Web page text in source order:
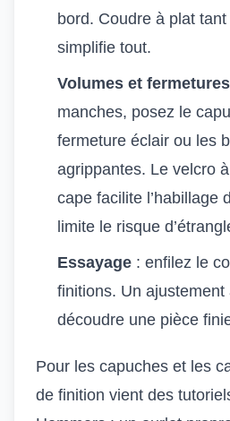
bord. Coudre à plat
simplifie tout.
Volumes et fermetures
manches, posez le
fermeture éclair ou les
agrippantes. Le velcro à
cape facilite l’habillage
limite le risque
Essayage : enfilez le
finitions. Un
découdre une pièce
Pour les capuches et les
de finition vient des